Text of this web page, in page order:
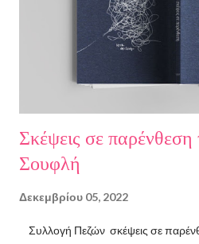
Σκέψεις σε παρένθεση
Σουφλή
Δεκεμβρίου 05, 2022
Συλλογή Πεζών σκέψεις σε